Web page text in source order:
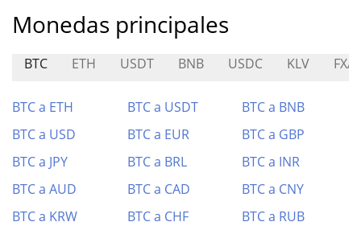
Monedas principales
BTC ETH USDT BNB USDC KLV
BTC a ETH BTC a USDT
BTC a BNB
BTC a USD
BTC a EUR
BTC a GBP
BTC a JPY
BTC a BRL
BTC a INR
BTC a AUD
BTC a CAD
BTC a CNY
BTC a KRW
BTC a CHF BTC a RUB